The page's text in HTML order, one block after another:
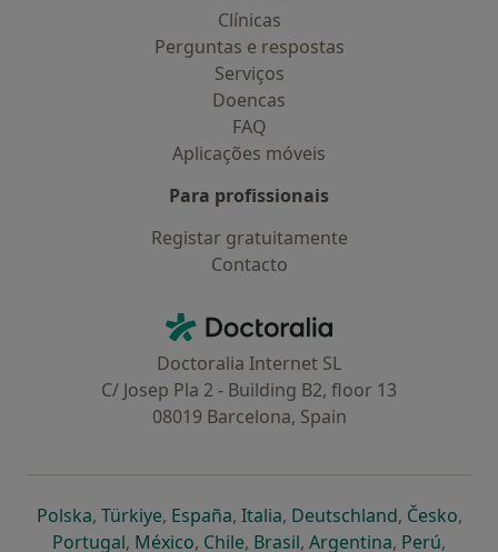
Clínicas
Perguntas e respostas
Serviços
Doencas
FAQ
Aplicações móveis
Para profissionais
Registar gratuitamente
Contacto
Doctoralia - Homepage
Doctoralia Internet SL
C/ Josep Pla 2 - Building B2, floor 13
08019 Barcelona, Spain
Polskaabre num novo separador
, Türkiyeabre num novo separador
, Españaabre num novo separador
, Italiaabre num novo
, Deutschlandabre num
, Česko,
Portugalabre num novo separador
, Méxicoabre num novo separador
, Chileabre num novo separador
, Brasilabre num novo
, Argentinaabre num
, Perúabre
,